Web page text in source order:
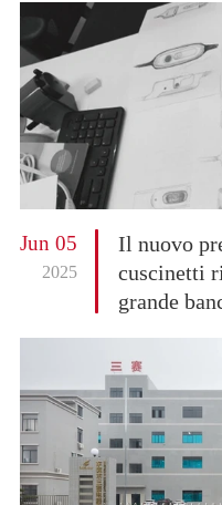
Jun 05
2025
Il nuovo
cuscinetti
grande